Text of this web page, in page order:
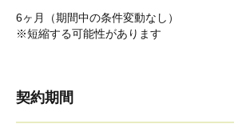
6ヶ月（期間中の条件変動なし）
※短縮する可能性があります
契約期間